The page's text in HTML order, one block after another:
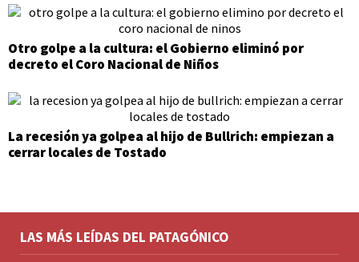
Otro golpe a la cultura: el Gobierno eliminó por
decreto el Coro Nacional de Niños
La recesión ya golpea al hijo de Bullrich: empiezan a
cerrar locales de Tostado
LAS MÁS LEÍDAS DEL PATAGÓNICO